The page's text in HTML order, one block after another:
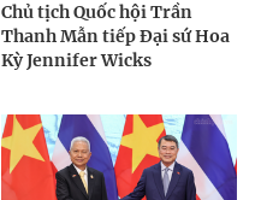
Chủ tịch Quốc hội Trần
Thanh Mẫn tiếp Đại sứ Hoa
Kỳ Jennifer Wicks